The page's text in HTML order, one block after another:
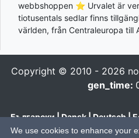
webbshoppen ⭐ Urvalet är
tiotusentals sedlar finns
världen, från Centraleuropa till
Copyright © 2010 - 2026
gen_time:
Български|Dansk|Deutsch|
Español|Français|Hrvatski|
We use cookies to enhance your